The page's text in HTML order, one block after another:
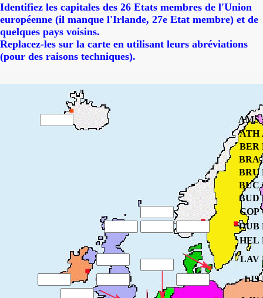
Identifiez les capitales des 26 Etats membres de l'Union
européenne (il manque l'Irlande, 27e Etat membre) et de
quelques pays voisins.
Replacez-les sur la carte en utilisant leurs abréviations
(pour des raisons techniques).
AMS
ATH
BER
BRA
BRU
BUC
BUD
COP
DUB
HEL
LAV
LIS